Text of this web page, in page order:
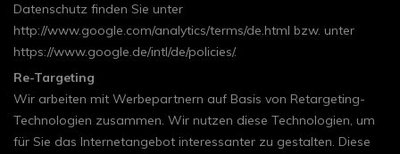
Datenschutz finden Sie unter
http://www.google.com/analytics/terms/de.html bzw. unter
https://www.google.de/intl/de/policies/.
Re-Targeting
Wir arbeiten mit Werbepartnern auf Basis von Retargeting-
Technologien zusammen. Wir nutzen diese Technologien, um
für Sie das Internetangebot interessanter zu gestalten. Diese